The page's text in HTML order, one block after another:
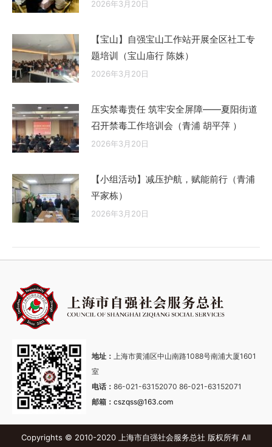
2026年3月20日
【宝山】自强宝山工作站开展全区社工专
题培训（宝山庙行 陈姝）
2026年3月20日
压实禁毒责任 筑牢安全屏障——夏阳街道
召开禁毒工作培训会（青浦 胡平萍 ）
2026年3月20日
【小组活动】减压护航，赋能前行（青浦
平家栋）
2026年3月20日
地址： 上海市黄浦区中山南路1088号南浦大厦1601
室
电话： 86-021-63152070 86-021-63152071
邮箱： cszqss@163.com
Copyrights © 2010-2020 上海市自强社会服务总社 版权所有 All